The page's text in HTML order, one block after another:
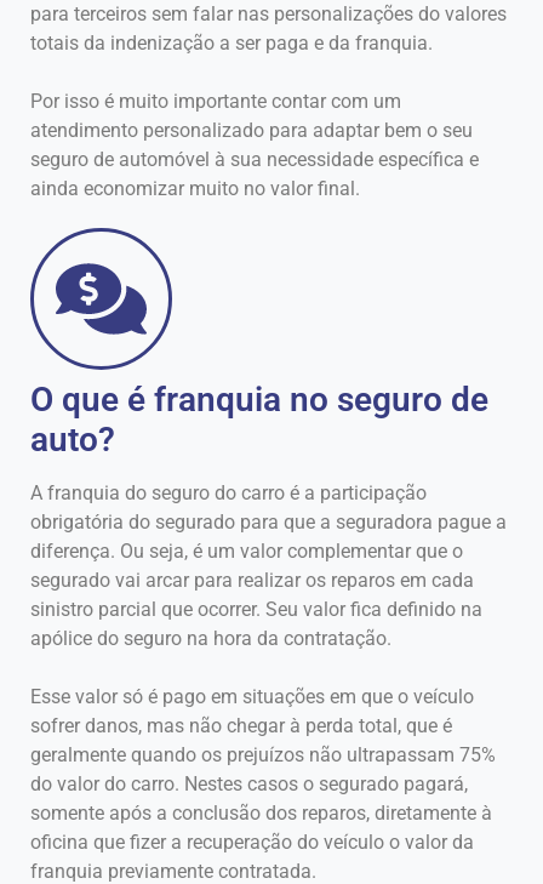
para terceiros sem falar nas personalizações do valores
totais da indenização a ser paga e da franquia.
Por isso é muito importante contar com um
atendimento personalizado para adaptar bem o seu
seguro de automóvel à sua necessidade específica e
ainda economizar muito no valor final.
O que é franquia no seguro de
auto?
A franquia do seguro do carro é a participação
obrigatória do segurado para que a seguradora pague a
diferença. Ou seja, é um valor complementar que o
segurado vai arcar para realizar os reparos em cada
sinistro parcial que ocorrer. Seu valor fica definido na
apólice do seguro na hora da contratação.
Esse valor só é pago em situações em que o veículo
sofrer danos, mas não chegar à perda total, que é
geralmente quando os prejuízos não ultrapassam 75%
do valor do carro. Nestes casos o segurado pagará,
somente após a conclusão dos reparos, diretamente à
oficina que fizer a recuperação do veículo o valor da
franquia previamente contratada.